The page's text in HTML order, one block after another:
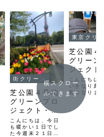
街クリーン
芝公園４号地
グリーンプロ
ジェクト・ク
リーンナップ
こんにちは、今日
も暖かい１日でし
た今週末２１日
芝公園４
グリーン
ジェクト
リーンナ
報告
こんにちは
いきなり真
気になりま
実に暑か
さて昨日15
（日）は芝
横スクロー
ルできます